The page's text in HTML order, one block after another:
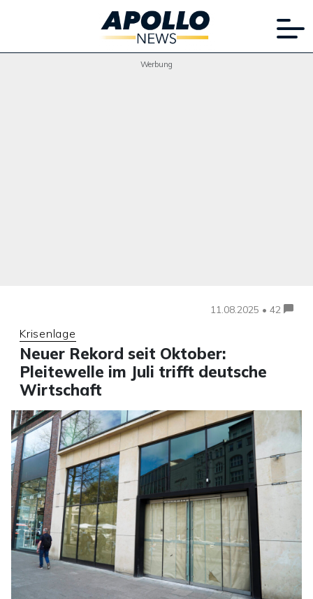
Werbung
11.08.2025 • 42
Krisenlage
Neuer Rekord seit Oktober:
Pleitewelle im Juli trifft deutsche
Wirtschaft